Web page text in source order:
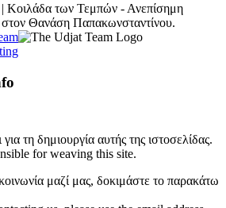
Κοιλάδα των Τεμπών - Ανεπίσημη
στον Θανάση Παπακωνσταντίνου.
τη δημιουργία αυτής της ιστοσελίδας.
for weaving this site.
μαζί μας, δοκιμάστε το παρακάτω